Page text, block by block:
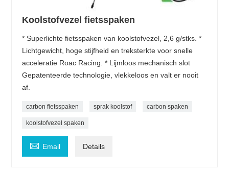
Koolstofvezel fietsspaken
* Superlichte fietsspaken van koolstofvezel, 2,6 g/stks. *
Lichtgewicht, hoge stijfheid en treksterkte voor snelle
acceleratie Roac Racing. * Lijmloos mechanisch slot
Gepatenteerde technologie, vlekkeloos en valt er nooit
af.
carbon fietsspaken sprak koolstof carbon spaken
koolstofvezel spaken
 Email Details